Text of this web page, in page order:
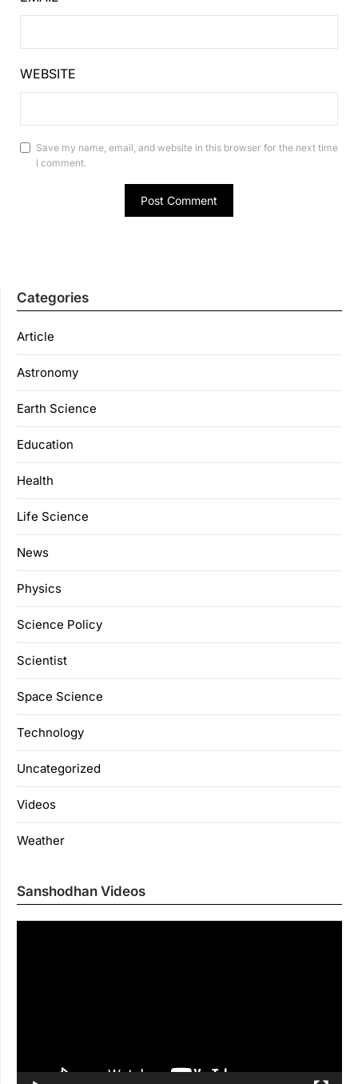
WEBSITE
Save my name, email, and website in this browser for the next time
I comment.
Categories
Article
Astronomy
Earth Science
Education
Health
Life Science
News
Physics
Science Policy
Scientist
Space Science
Technology
Uncategorized
Videos
Weather
Sanshodhan Videos